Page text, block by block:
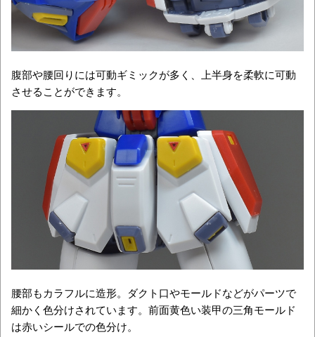
腹部や腰回りには可動ギミックが多く、上半身を柔軟に可動
させることができます。
腰部もカラフルに造形。ダクト口やモールドなどがパーツで
細かく色分けされています。前面黄色い装甲の三角モールド
は赤いシールでの色分け。